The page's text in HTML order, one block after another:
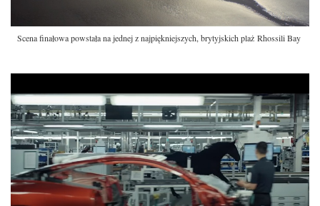
Scena finałowa powstała na jednej z najpiękniejszych, brytyjskich plaż Rhossili Bay